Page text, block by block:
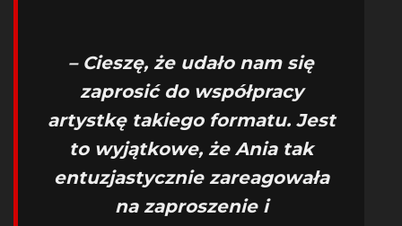
– Cieszę, że udało nam się
zaprosić do współpracy
artystkę takiego formatu. Jest
to wyjątkowe, że Ania tak
entuzjastycznie zareagowała
na zaproszenie i